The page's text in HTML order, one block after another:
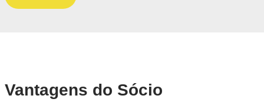
Vantagens do Sócio